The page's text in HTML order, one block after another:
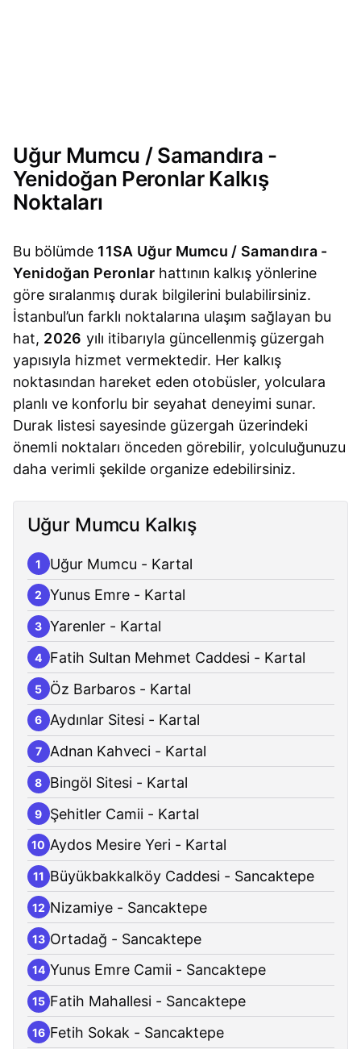
Uğur Mumcu / Samandıra -
Yenidoğan Peronlar Kalkış
Noktaları
Bu bölümde 11SA Uğur Mumcu / Samandıra -
Yenidoğan Peronlar hattının kalkış yönlerine
göre sıralanmış durak bilgilerini bulabilirsiniz.
İstanbul’un farklı noktalarına ulaşım sağlayan bu
hat, 2026 yılı itibarıyla güncellenmiş güzergah
yapısıyla hizmet vermektedir. Her kalkış
noktasından hareket eden otobüsler, yolculara
planlı ve konforlu bir seyahat deneyimi sunar.
Durak listesi sayesinde güzergah üzerindeki
önemli noktaları önceden görebilir, yolculuğunuzu
daha verimli şekilde organize edebilirsiniz.
Uğur Mumcu Kalkış
1 Uğur Mumcu - Kartal
2 Yunus Emre - Kartal
3 Yarenler - Kartal
4 Fatih Sultan Mehmet Caddesi - Kartal
5 Öz Barbaros - Kartal
6 Aydınlar Sitesi - Kartal
7 Adnan Kahveci - Kartal
8 Bingöl Sitesi - Kartal
9 Şehitler Camii - Kartal
10 Aydos Mesire Yeri - Kartal
11 Büyükbakkalköy Caddesi - Sancaktepe
12 Nizamiye - Sancaktepe
13 Ortadağ - Sancaktepe
14 Yunus Emre Camii - Sancaktepe
15 Fatih Mahallesi - Sancaktepe
16 Fetih Sokak - Sancaktepe